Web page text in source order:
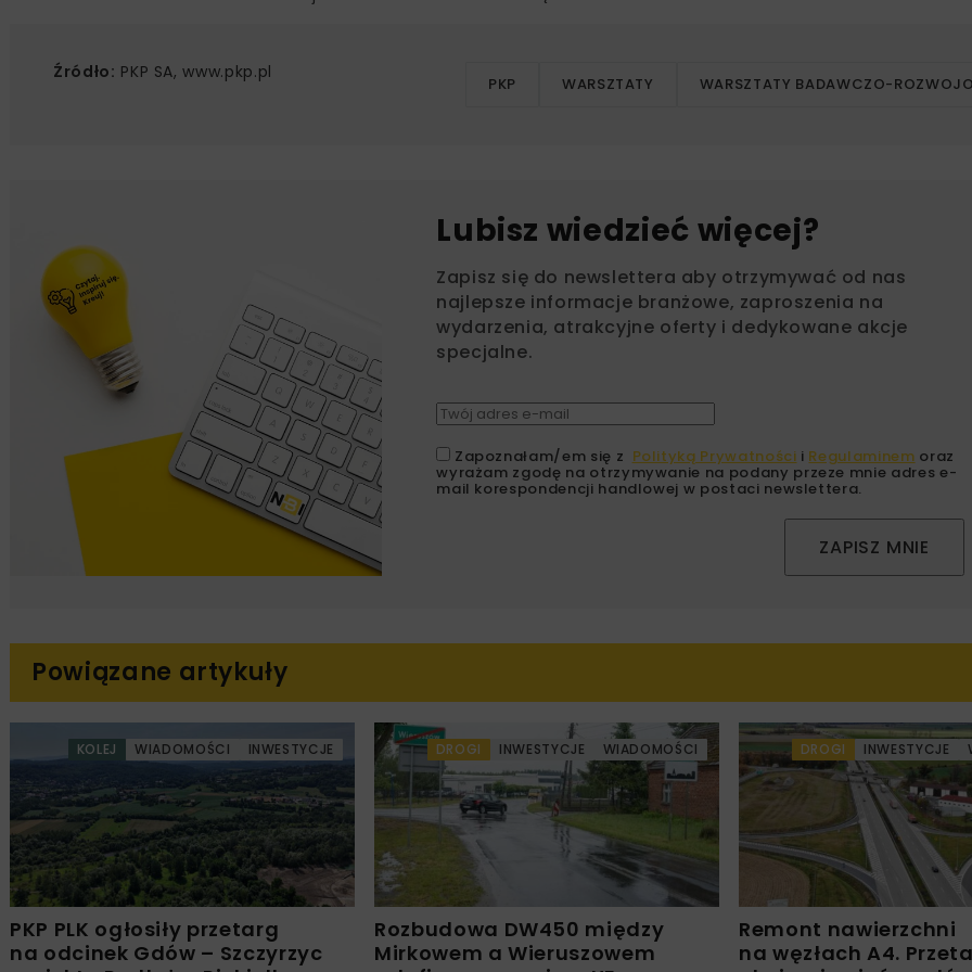
Źródło: PKP SA, www.pkp.pl
PKP WARSZTATY WARSZTATY BADAWCZO-
Lubisz wiedzieć więcej?
Zapisz się do newslettera aby otrzymywać od nas
najlepsze informacje branżowe, zaproszenia na
wydarzenia, atrakcyjne oferty i dedykowane akcje
specjalne.
Zapoznałam/em się z Polityką Prywatności i Regulaminem oraz
wyrażam zgodę na otrzymywanie na podany przeze mnie adres e-
mail korespondencji handlowej w postaci newslettera.
ZAPISZ MNIE
Powiązane artykuły
KOLEJ WIADOMOŚCI INWESTYCJE
PKP PLK ogłosiły przetarg
na odcinek Gdów – Szczyrzyc
DROGI INWESTYCJE WIADOMOŚCI
Rozbudowa DW450 między
Mirkowem a Wieruszowem
DROGI INWESTYCJE
Remont nawierzchni
na węzłach A4.